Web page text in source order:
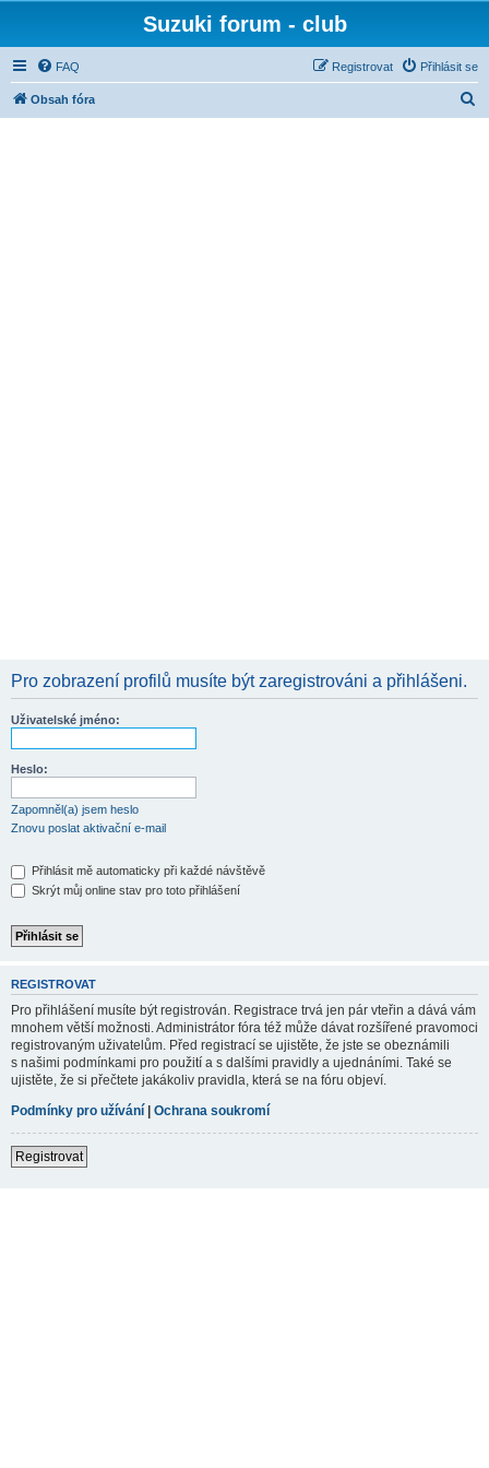
Suzuki forum - club
FAQ Přihlásit se
Registrovat
Obsah fóra
Pro zobrazení profilů musíte být zaregistrováni a přihlášeni.
Uživatelské jméno:
Heslo:
Zapomněl(a) jsem heslo
Znovu poslat aktivační e-mail
Přihlásit mě automaticky při každé návštěvě
Skrýt můj online stav pro toto přihlášení
REGISTROVAT
Pro přihlášení musíte být registrován. Registrace trvá jen pár vteřin a dává vám
mnohem větší možnosti. Administrátor fóra též může dávat rozšířené pravomoci
registrovaným uživatelům. Před registrací se ujistěte, že jste se obeznámili
s našimi podmínkami pro použití a s dalšími pravidly a ujednáními. Také se
ujistěte, že si přečtete jakákoliv pravidla, která se na fóru objeví.
Podmínky pro užívání | Ochrana soukromí
Registrovat